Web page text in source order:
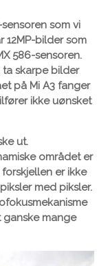
som vi
12MP-bilder som
586-sensoren.
ta skarpe bilder
på Mi A3 fanger
ikke uønsket
ut.
området er
er ikke
med piksler.
ganske mange